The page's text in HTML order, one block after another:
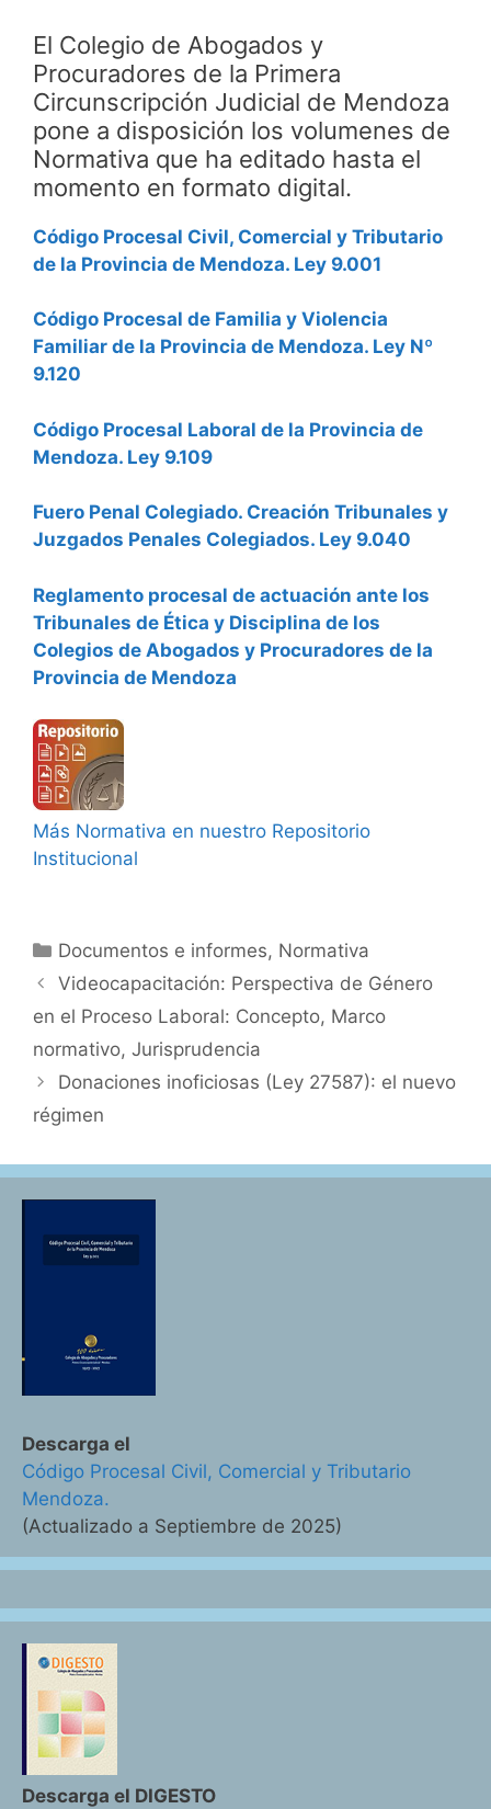
El Colegio de Abogados y
Procuradores de la Primera
Circunscripción Judicial de Mendoza
pone a disposición los volumenes de
Normativa que ha editado hasta el
momento en formato digital.
Código Procesal Civil, Comercial y Tributario
de la Provincia de Mendoza. Ley 9.001
Código Procesal de Familia y Violencia
Familiar de la Provincia de Mendoza. Ley Nº
9.120
Código Procesal Laboral de la Provincia de
Mendoza. Ley 9.109
Fuero Penal Colegiado. Creación Tribunales y
Juzgados Penales Colegiados. Ley 9.040
Reglamento procesal de actuación ante los
Tribunales de Ética y Disciplina de los
Colegios de Abogados y Procuradores de la
Provincia de Mendoza
Más Normativa en nuestro Repositorio
Institucional
Categorías
Documentos e informes, Normativa
Videocapacitación: Perspectiva de Género
en el Proceso Laboral: Concepto, Marco
normativo, Jurisprudencia
Donaciones inoficiosas (Ley 27587): el nuevo
régimen
Descarga el
Código Procesal Civil, Comercial y Tributario
Mendoza.
(Actualizado a Septiembre de 2025)
Descarga el DIGESTO